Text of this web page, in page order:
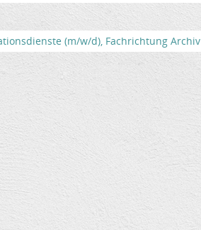
(m/w/d), Fachrichtung Archiv